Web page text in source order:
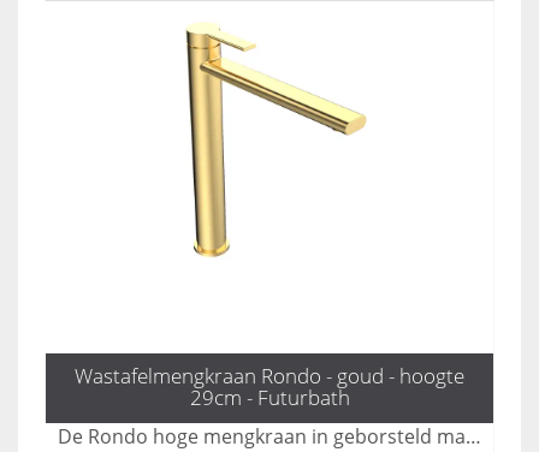
Wastafelmengkraan Rondo - goud - hoogte
29cm - Futurbath
De Rondo hoge mengkraan in geborsteld mat goud voegt een stijlvolle en luxe uitstraling toe aan uw badkamer. Deze hoogwaardige kraan combineert functionaliteit met een modern design, waardoor het een perfecte keuze is voor elke eigentijdse ruimte. Transformeer uw badkamer met de elegante afwerking en de gebruiksvriendelijke bediening van deze unieke kraan.